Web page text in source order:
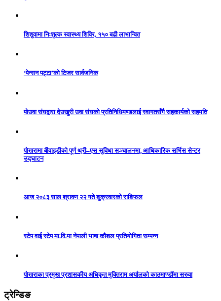
शिशुवामा निःशुल्क स्वास्थ्य शिविर, १५० बढी लाभान्वित
‘पेन्सन पट्टा’को टिजर सार्वजनिक
पोउवा संघद्वारा देउखुरी उवा संघको प्रतिनिधिमण्डलाई स्वागतसँगै सहकार्यको सहमति
पोखरामा बीवाइडीको पूर्ण थ्री–एस सुविधा सञ्चालनमा, आधिकारिक सर्भिस सेन्टर
उद्घाटन
आज २०८३ साल श्रावण २२ गते शुक्रवारको राशिफल
स्टेप वाई स्टेप मा.वि.मा नेपाली भाषा कौशल प्रतियोगिता सम्पन्न
पोखराका प्रमुख प्रशासकीय अधिकृत मुक्तिराम अर्यालको काठमाण्डौंमा सरुवा
ट्रेन्डिङ